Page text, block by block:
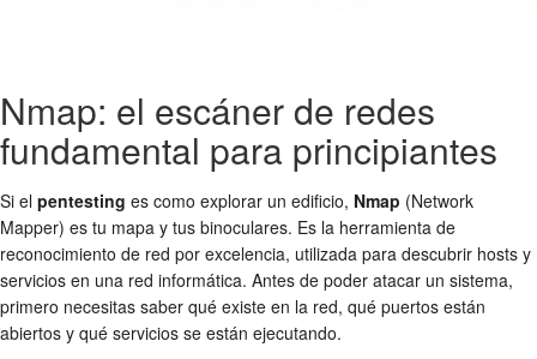
Nmap: el escáner de redes
fundamental para principiantes
Si el pentesting es como explorar un edificio, Nmap (Network
Mapper) es tu mapa y tus binoculares. Es la herramienta de
reconocimiento de red por excelencia, utilizada para descubrir hosts y
servicios en una red informática. Antes de poder atacar un sistema,
primero necesitas saber qué existe en la red, qué puertos están
abiertos y qué servicios se están ejecutando.